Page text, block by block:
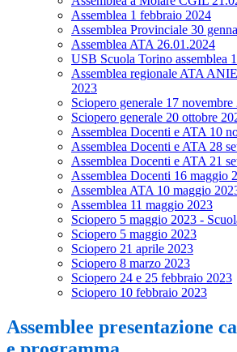
Assemblea 1 febbraio 2024
Assemblea Provinciale 30
Assemblea ATA 26.01.2024
USB Scuola Torino assemblea
Assemblea regionale ATA
2023
Sciopero generale 17 novembre
Sciopero generale 20 ottobre
Assemblea Docenti e ATA 10
Assemblea Docenti e ATA 28
Assemblea Docenti e ATA 21
Assemblea Docenti 16 maggio
Assemblea ATA 10 maggio
Assemblea 11 maggio 2023
Sciopero 5 maggio 2023 -
Sciopero 5 maggio 2023
Sciopero 21 aprile 2023
Sciopero 8 marzo 2023
Sciopero 24 e 25 febbraio 2023
Sciopero 10 febbraio 2023
Assemblee presentazione